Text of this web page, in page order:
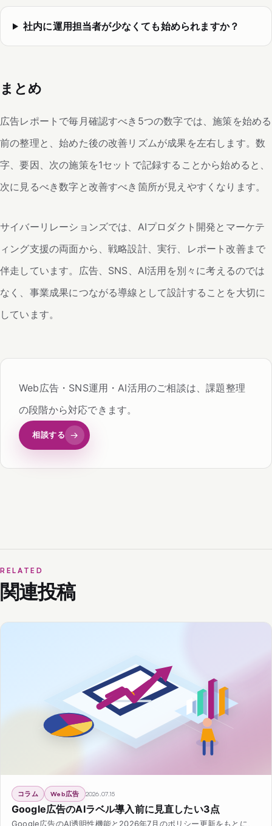
社内に運用担当者が少なくても始められますか？
まとめ
広告レポートで毎月確認すべき5つの数字では、施策を始める
前の整理と、始めた後の改善リズムが成果を左右します。数
字、要因、次の施策を1セットで記録することから始めると、
次に見るべき数字と改善すべき箇所が見えやすくなります。
サイバーリレーションズでは、AIプロダクト開発とマーケテ
ィング支援の両面から、戦略設計、実行、レポート改善まで
伴走しています。広告、SNS、AI活用を別々に考えるのでは
なく、事業成果につながる導線として設計することを大切に
しています。
Web広告・SNS運用・AI活用のご相談は、課題整理
の段階から対応できます。
相談する →
RELATED
関連投稿
コラム Web広告 2026.07.15
Google広告のAIラベル導入前に見直したい3点
Google広告のAI透明性機能と2026年7月のポリシー更新をもとに、